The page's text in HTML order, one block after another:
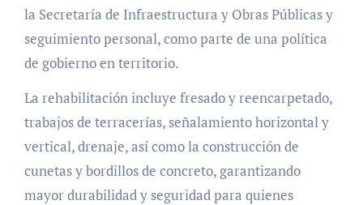
la Secretaría de Infraestructura y Obras Públicas y
seguimiento personal, como parte de una política
de gobierno en territorio.
La rehabilitación incluye fresado y reencarpetado,
trabajos de terracerías, señalamiento horizontal y
vertical, drenaje, así como la construcción de
cunetas y bordillos de concreto, garantizando
mayor durabilidad y seguridad para quienes